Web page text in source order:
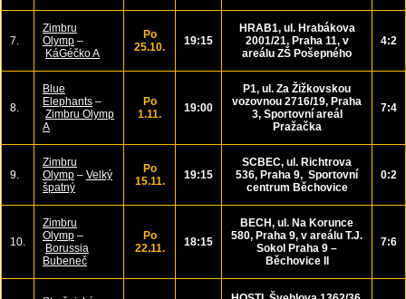
7.
Zimbru
Olymp –
KáGéčko A
Po
25.10.
19:15
HRAB1, ul. Hrabákova
2001/21, Praha 11, v
areálu ZŠ Pošepného
4:2
8.
Blue
Elephants –
Zimbru Olymp
A
Po
1.11.
19:00
P1, ul. Za Žižkovskou
vozovnou 2716/19, Praha
3, Sportovní areál
Pražačka
7:4
9.
Zimbru
Olymp – Velký
špatný
Po
15.11.
19:15
SCBEC, ul. Richtrova
536, Praha 9, Sportovní
centrum Běchovice
0:2
10.
Zimbru
Olymp –
Borussia
Bubeneč
Po
22.11.
18:15
BECH, ul. Na Korunce
580, Praha 9, v areálu T.J.
Sokol Praha 9 –
Běchovice II
7:6